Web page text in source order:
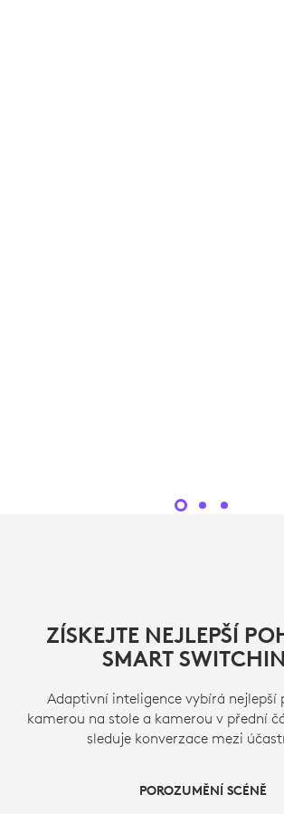
POROZUMĚNÍ SCÉNĚ
REŽISÉR SCÉNY
PŘEPÍNÁNÍ KAMER
ZÍSKEJTE NEJLEPŠÍ
SMART
Adaptivní inteligence vybírá nejlepší
kamerou na stole a kamerou v přední
sleduje konverzace mezi